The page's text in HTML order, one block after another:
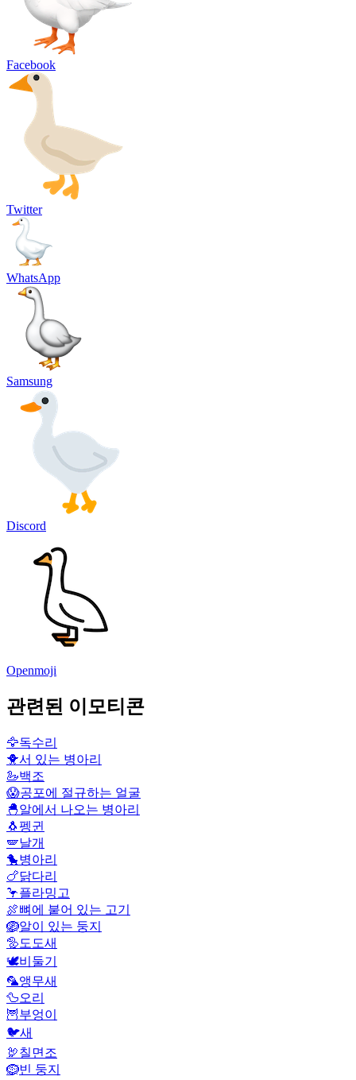
Facebook
Twitter
WhatsApp
Samsung
Discord
Openmoji
관련된 이모티콘
🦅독수리
🐥서 있는 병아리
🦢백조
😱공포에 절규하는 얼굴
🐣알에서 나오는 병아리
🐧펭귄
🪽날개
🐤병아리
🍗닭다리
🦩플라밍고
🍖뼈에 붙어 있는 고기
🪺알이 있는 둥지
🦤도도새
🕊️비둘기
🦜앵무새
🦆오리
🦉부엉이
🐦새
🦃칠면조
🪹빈 둥지